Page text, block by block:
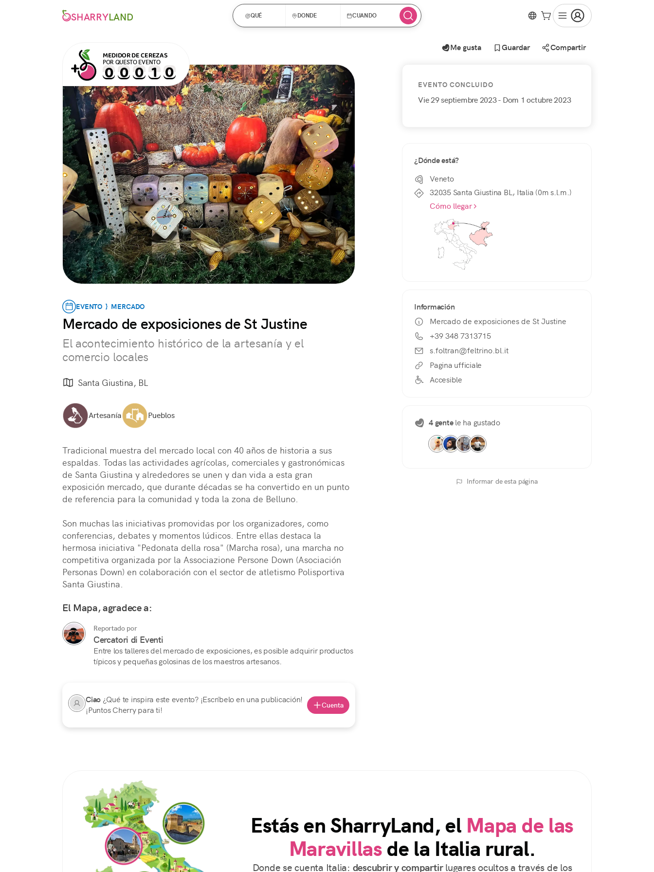
SHARRYLAND QUÉ DONDE CUANDO
Me gusta Guardar Compartir
MEDIDOR DE CEREZAS
POR QUESTO EVENTO
EVENTO } MERCADO
Mercado de exposiciones de St Justine
El acontecimiento histórico de la artesanía y el
comercio locales
Santa Giustina, BL
Artesanía Pueblos
Tradicional muestra del mercado local con 40 años de historia a sus
espaldas. Todas las actividades agrícolas, comerciales y gastronómicas
de Santa Giustina y alrededores se unen y dan vida a esta gran
exposición mercado, que durante décadas se ha convertido en un punto
de referencia para la comunidad y toda la zona de Belluno.
Son muchas las iniciativas promovidas por los organizadores, como
conferencias, debates y momentos lúdicos. Entre ellas destaca la
hermosa iniciativa "Pedonata della rosa" (Marcha rosa), una marcha no
competitiva organizada por la Associazione Persone Down (Asociación
Personas Down) en colaboración con el sector de atletismo Polisportiva
Santa Giustina.
El Mapa, agradece a:
Reportado por
Cercatori di Eventi
Entre los talleres del mercado de exposiciones, es posible adquirir productos
típicos y pequeñas golosinas de los maestros artesanos.
Ciao ¿Qué te inspira este evento? ¡Escríbelo en una publicación!
¡Puntos Cherry para ti!
Cuenta
EVENTO CONCLUIDO
Vie 29 septiembre 2023- Dom 1 octubre 2023
¿Dónde está?
Veneto
32035 Santa Giustina BL, Italia (0m s.l.m.)
Cómo llegar
Información
Mercado de exposiciones de St Justine
+39 348 7313715
s.foltran@feltrino.bl.it
Pagina ufficiale
Accesible
4 gentele ha gustado
Informar de esta página
Estás en SharryLand, el Mapa de las
Maravillas de la Italia rural.
Donde se cuenta Italia: descubrir y compartirlugares ocultos a través de los